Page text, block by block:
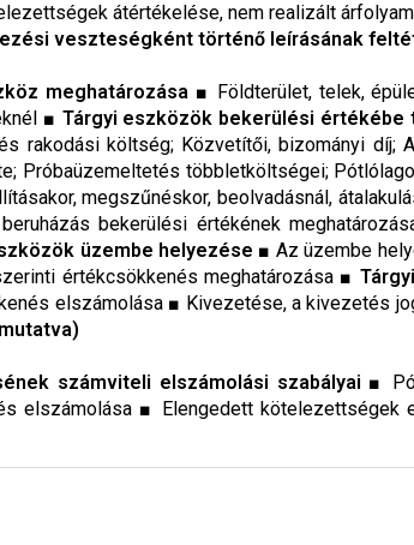
átértékelése, nem realizált
veszteségként történő leírásának
meghatározása ■ Földterület, telek,
■ Tárgyi eszközök bekerülési
rakodási költség; Közvetítői, bizományi díj;
Próbaüzemeltetés többletköltségei;
megszűnéskor, beolvadásnál,
bekerülési értékének
üzembe helyezése ■ Az üzembe
értékcsökkenés meghatározása ■
elszámolása ■ Kivezetése, a kivezetés
számviteli elszámolási szabályai ■
elszámolása ■ Elengedett kötelezettségek